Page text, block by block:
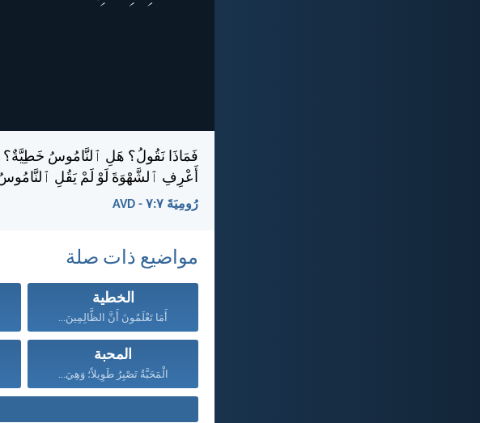
فَمَاذَا نَقُولُ؟ هَلِ ٱلنَّامُوسُ خَطِيَّةٌ؟
أَعْرِفِ ٱلشَّهْوَةَ لَوْ لَمْ يَقُلِ
رُومِيَةَ ٧:‏٧ - AVD
مواضيع ذات صلة
الخطية
أَمَا تَعْلَمُونَ أَنَّ الظَّالِمِينَ...
المحبة
الْمَحَبَّةُ تَصْبِرُ طَوِيلاً؛ وَهِيَ...